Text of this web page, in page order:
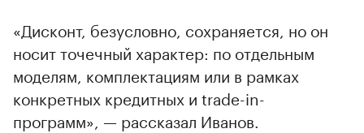
«Дисконт, безусловно, сохраняется, но он
носит точечный характер: по отдельным
моделям, комплектациям или в рамках
конкретных кредитных и trade-in-
программ», — рассказал Иванов.